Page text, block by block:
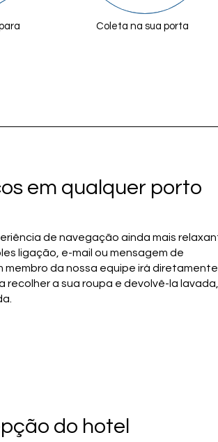
Coleta na sua porta
em qualquer porto
de navegação ainda mais
ligação, e-mail ou mensagem de
membro da nossa equipe irá
recolher a sua roupa e devolvê-la lavada,
do hotel